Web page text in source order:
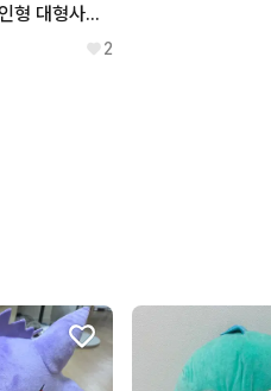
완전세일!!짱구 인형 대형사이즈
2